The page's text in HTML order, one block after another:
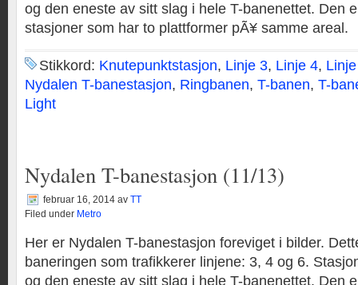
og den eneste av sitt slag i hele T-banenettet. Den
stasjoner som har to plattformer pÃ¥ samme areal.
Stikkord: Knutepunktstasjon, Linje 3, Linje 4,
Nydalen T-banestasjon, Ringbanen, T-banen, T-
Light
Nydalen T-banestasjon (11/13)
februar 16, 2014 av TT
Filed under Metro
Her er Nydalen T-banestasjon foreviget i bilder.
baneringen som trafikkerer linjene: 3, 4 og 6.
og den eneste av sitt slag i hele T-banenettet. Den